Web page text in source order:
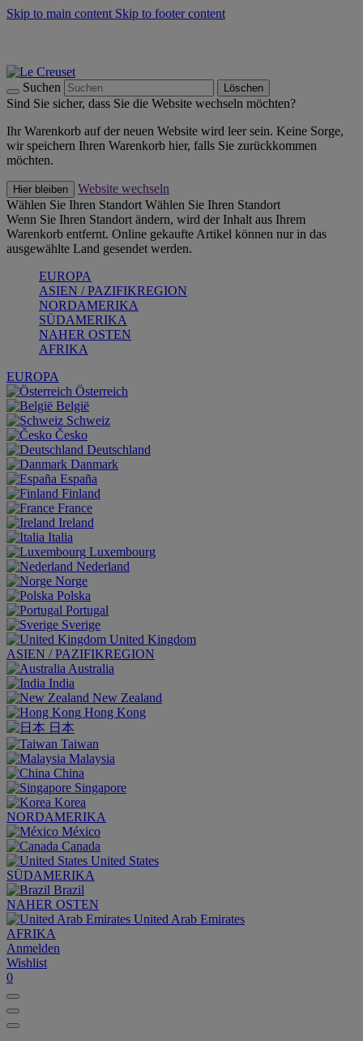
Skip to main content Skip to footer content
Suchen Löschen
Sind Sie sicher, dass Sie die Website wechseln möchten?
Ihr Warenkorb auf der neuen Website wird leer sein. Keine Sorge,
wir speichern Ihren Warenkorb hier, falls Sie zurückkommen
möchten.
Hier bleiben
Website wechseln
Wählen Sie Ihren Standort Wählen Sie Ihren Standort
Wenn Sie Ihren Standort ändern, wird der Inhalt aus Ihrem
Warenkorb entfernt. Online gekaufte Artikel können nur in das
ausgewählte Land gesendet werden.
EUROPA
ASIEN / PAZIFIKREGION
NORDAMERIKA
SÜDAMERIKA
NAHER OSTEN
AFRIKA
EUROPA
Österreich
België
Schweiz
Česko
Deutschland
Danmark
España
Finland
France
Ireland
Italia
Luxembourg
Nederland
Norge
Polska
Portugal
Sverige
United Kingdom
ASIEN / PAZIFIKREGION
Australia
India
New Zealand
Hong Kong
日本
Taiwan
Malaysia
China
Singapore
Korea
NORDAMERIKA
México
Canada
United States
SÜDAMERIKA
Brazil
NAHER OSTEN
United Arab Emirates
AFRIKA
Anmelden
Wishlist
0